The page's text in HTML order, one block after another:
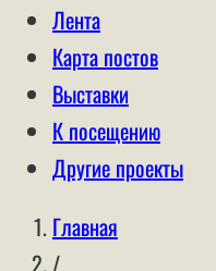
Лента
Карта постов
Выставки
К посещению
Другие проекты
Главная
/